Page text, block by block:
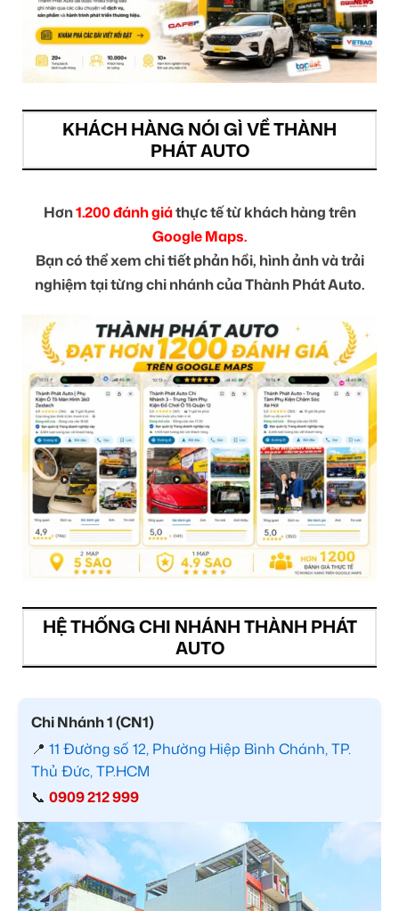
KHÁCH HÀNG NÓI GÌ VỀ THÀNH
PHÁT AUTO
Hơn1.200 đánh giáthực tế từ khách hàng trên
Google Maps.
Bạn có thể xem chi tiết phản hồi, hình ảnh và trải
nghiệm tại từng chi nhánh của Thành Phát Auto.
HỆ THỐNG CHI NHÁNH THÀNH PHÁT
AUTO
Chi Nhánh 1 (CN1)
📍 11 Đường số 12, Phường Hiệp Bình Chánh, TP.
Thủ Đức, TP.HCM
📞 0909 212 999